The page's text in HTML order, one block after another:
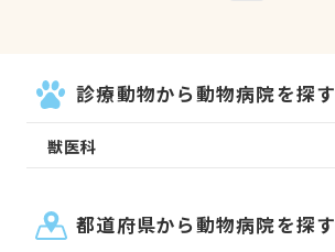
診療動物から動物病院を探す
獣医科
都道府県から動物病院を探す